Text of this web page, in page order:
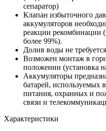
сепаратор)
Клапан избыточного
аккумуляторов
реакции рекомбинации
более 99%).
Долив воды не
Возможен монтаж в
положении (установка
Аккумуляторы
батарей, используемых
питания, охранных и
связи и
Характеристики